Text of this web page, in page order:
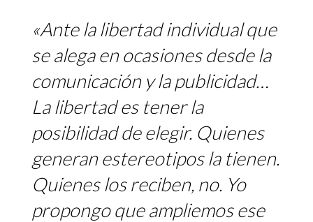
«Ante la libertad individual que
se alega en ocasiones desde la
comunicación y la publicidad…
La libertad es tener la
posibilidad de elegir. Quienes
generan estereotipos la tienen.
Quienes los reciben, no. Yo
propongo que ampliemos ese